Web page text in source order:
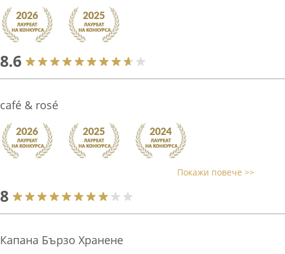
8.6
café & rosé
Покажи повече >>
8
Капана Бързо Хранене